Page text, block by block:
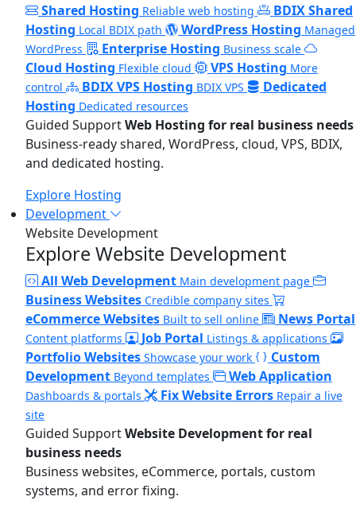
Shared Hosting Reliable web hosting
BDIX Shared
Hosting Local BDIX path WordPress Hosting Managed
WordPress
Enterprise Hosting Business scale
Cloud Hosting Flexible cloud VPS Hosting More
control
BDIX VPS Hosting BDIX VPS
Dedicated
Hosting Dedicated resources
Guided SupportWeb Hosting for real business needs
Business-ready shared, WordPress, cloud, VPS, BDIX,
and dedicated hosting.
Explore Hosting
Development
Website Development
Explore Website Development
All Web Development Main development page
Business Websites Credible company sites
eCommerce Websites Built to sell online News Portal
Content platforms Job Portal Listings & applications
Portfolio Websites Showcase your work
Custom
Development Beyond templates Web Application
Dashboards & portals Fix Website Errors Repair a live
site
Guided SupportWebsite Development for real
business needs
Business websites, eCommerce, portals, custom
systems, and error fixing.